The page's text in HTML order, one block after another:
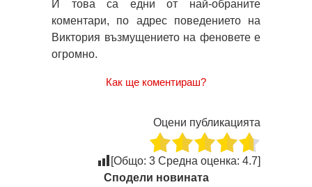
И това са едни от най-обраните
коментари, по адрес поведението на
Виктория възмущението на феновете е
огромно.
Как ще коментираш?
Оцени публикацията
[Общо: 3 Средна оценка: 4.7]
Сподели новината